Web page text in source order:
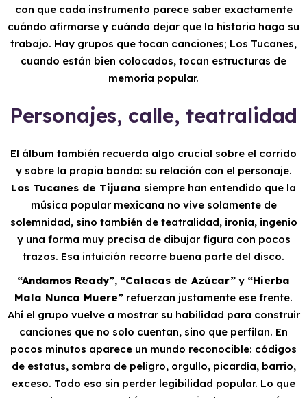
con que cada instrumento parece saber exactamente
cuándo afirmarse y cuándo dejar que la historia haga su
trabajo. Hay grupos que tocan canciones; Los Tucanes,
cuando están bien colocados, tocan estructuras de
memoria popular.
Personajes, calle, teatralidad
El álbum también recuerda algo crucial sobre el corrido
y sobre la propia banda: su relación con el personaje.
Los Tucanes de Tijuana siempre han entendido que la
música popular mexicana no vive solamente de
solemnidad, sino también de teatralidad, ironía, ingenio
y una forma muy precisa de dibujar figura con pocos
trazos. Esa intuición recorre buena parte del disco.
“Andamos Ready”, “Calacas de Azúcar” y “Hierba
Mala Nunca Muere” refuerzan justamente ese frente.
Ahí el grupo vuelve a mostrar su habilidad para construir
canciones que no solo cuentan, sino que perfilan. En
pocos minutos aparece un mundo reconocible: códigos
de estatus, sombra de peligro, orgullo, picardía, barrio,
exceso. Todo eso sin perder legibilidad popular. Lo que